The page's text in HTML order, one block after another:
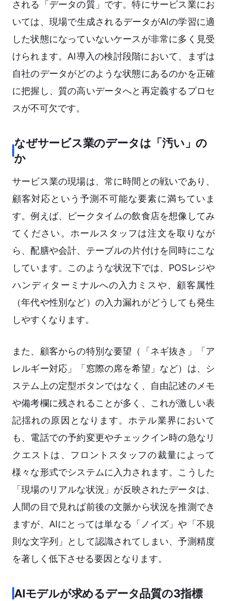
される「データの質」です。特にサービス業にお
いては、現場で生成されるデータがAIの学習に適
した状態になっていないケースが非常に多く見受
けられます。AI導入の検討段階において、まずは
自社のデータがどのような状態にあるのかを正確
に把握し、質の高いデータへと再定義するプロセ
スが不可欠です。
なぜサービス業のデータは「汚い」の
か
サービス業の現場は、常に時間との戦いであり、
顧客対応という予測不可能な要素に満ちていま
す。例えば、ピークタイムの飲食店を想像してみ
てください。ホールスタッフは注文を取りなが
ら、配膳や会計、テーブルの片付けを同時にこな
しています。このような状況下では、POSレジや
ハンディターミナルへの入力ミスや、顧客属性
（年代や性別など）の入力漏れがどうしても発生
しやすくなります。
また、顧客からの特別な要望（「ネギ抜き」「ア
レルギー対応」「窓際の席を希望」など）は、シ
ステム上の定型ボタンではなく、自由記述のメモ
や備考欄に残されることが多く、これが激しい表
記揺れの原因となります。ホテル業界において
も、電話での予約変更やチェックイン時の急なリ
クエストは、フロントスタッフの裁量によって
様々な形式でシステムに入力されます。こうした
「現場のリアルな状況」が反映されたデータは、
人間の目で見れば前後の文脈から状況を推測でき
ますが、AIにとっては単なる「ノイズ」や「不規
則な文字列」として認識されてしまい、予測精度
を著しく低下させる要因となります。
AIモデルが求めるデータ品質の3指標